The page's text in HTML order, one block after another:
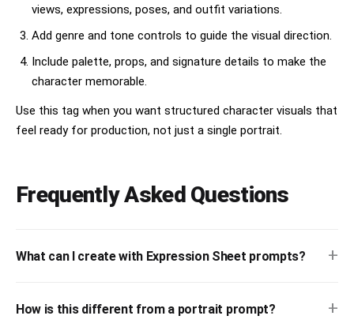
views, expressions, poses, and outfit variations.
Add genre and tone controls to guide the visual direction.
Include palette, props, and signature details to make the
character memorable.
Use this tag when you want structured character visuals that
feel ready for production, not just a single portrait.
Frequently Asked Questions
What can I create with Expression Sheet prompts? +
How is this different from a portrait prompt? +